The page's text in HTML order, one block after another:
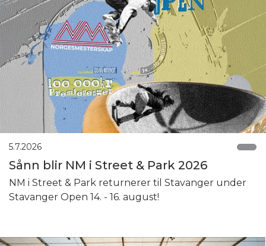
5.7.2026
Sånn blir NM i Street & Park 2026
NM i Street & Park returnerer til Stavanger under
Stavanger Open 14. - 16. august!